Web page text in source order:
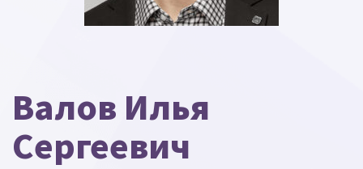
Валов Илья
Сергеевич